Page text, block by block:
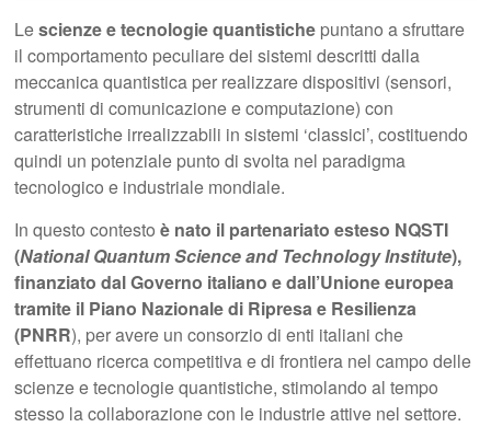
Lescienze e tecnologie quantistiche puntano a sfruttare
il comportamento peculiare dei sistemi descritti dalla
meccanica quantistica per realizzare dispositivi (sensori,
strumenti di comunicazione e computazione) con
caratteristiche irrealizzabili in sistemi ‘classici’, costituendo
quindi un potenziale punto di svolta nel paradigma
tecnologico e industriale mondiale.
In questo contestoè nato il partenariato esteso NQSTI
(National Quantum Science and Technology Institute),
finanziato dal Governo italiano e dall’Unione europea
tramite il Piano Nazionale di Ripresa e Resilienza
(PNRR), per avere un consorzio di enti italiani che
effettuano ricerca competitiva e di frontiera nel campo delle
scienze e tecnologie quantistiche, stimolando al tempo
stesso la collaborazione con le industrie attive nel settore.